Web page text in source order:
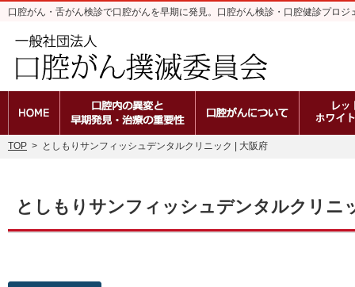
口腔がん・舌がん検診で口腔がんを早期に発見。口腔がん検診・口腔健診プロジ
としもりサンフィッシュデンタルクリニ
TOP > としもりサンフィッシュデンタルクリニック | 大阪府